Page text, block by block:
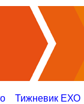
Тижневик ЕХО